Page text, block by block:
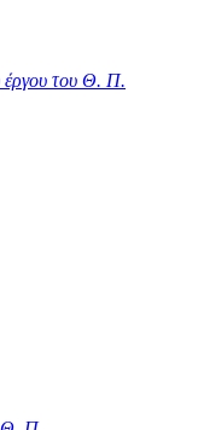
έργου του Θ. Π.